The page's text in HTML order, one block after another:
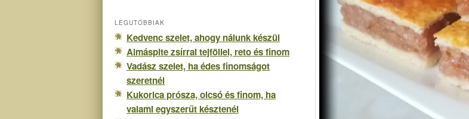
LEGUTÓBBIAK
Kedvenc szelet, ahogy nálunk készül
Almáspite zsírral tejföllel, reto és finom
Vadász szelet, ha édes finomságot
szeretnél
Kukorica prósza, olcsó és finom, ha
valami egyszerűt késztenél